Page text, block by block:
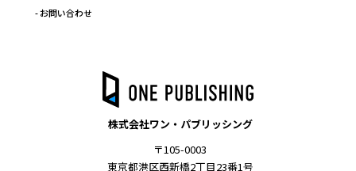
- お問い合わせ
株式会社ワン・パブリッシング
〒105-0003
東京都港区西新橋2丁目23番1号